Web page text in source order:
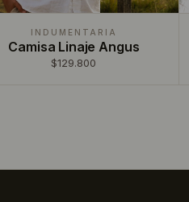
INDUMENTARIA
Camisa Linaje Angus
$129.800